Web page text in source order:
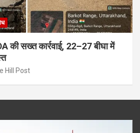
की सख्त कार्रवाई, 22–27 बीघा में
Hill Post